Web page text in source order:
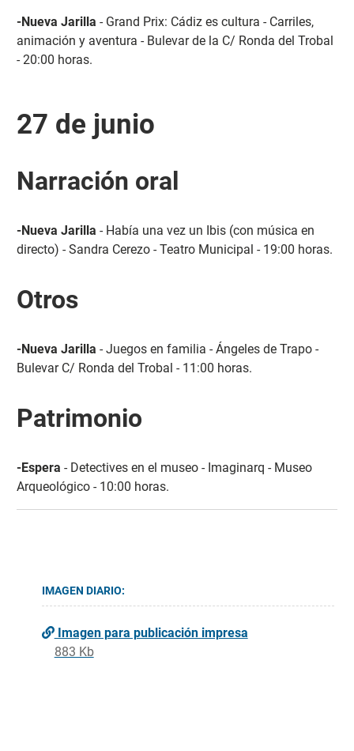
-Nueva Jarilla - Grand Prix: Cádiz es cultura - Carriles,
animación y aventura - Bulevar de la C/ Ronda del Trobal
- 20:00 horas.
27 de junio
Narración oral
-Nueva Jarilla - Había una vez un Ibis (con música en
directo) - Sandra Cerezo - Teatro Municipal - 19:00 horas.
Otros
-Nueva Jarilla - Juegos en familia - Ángeles de Trapo -
Bulevar C/ Ronda del Trobal - 11:00 horas.
Patrimonio
-Espera - Detectives en el museo - Imaginarq - Museo
Arqueológico - 10:00 horas.
IMAGEN DIARIO:
Imagen para publicación impresa
883 Kb